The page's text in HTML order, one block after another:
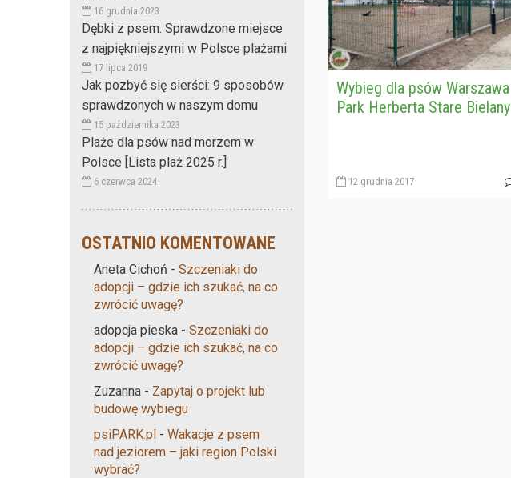
16 grudnia 2023
Dębki z psem. Sprawdzone miejsce
z najpiękniejszymi w Polsce plażami
17 lipca 2019
Jak pozbyć się sierści: 9 sposobów
sprawdzonych w naszym domu
15 października 2023
Plaże dla psów nad morzem w
Polsce [Lista plaż 2025 r.]
6 czerwca 2024
OSTATNIO KOMENTOWANE
Aneta Cichoń - Szczeniaki do
adopcji – gdzie ich szukać, na co
zwrócić uwagę?
adopcja pieska - Szczeniaki do
adopcji – gdzie ich szukać, na co
zwrócić uwagę?
Zuzanna - Zapytaj o projekt lub
budowę wybiegu
psiPARK.pl - Wakacje z psem
nad jeziorem – jaki region Polski
wybrać?
Wybieg dla psów Warszawa
Park Herberta Stare Bielany
12 grudnia 2017